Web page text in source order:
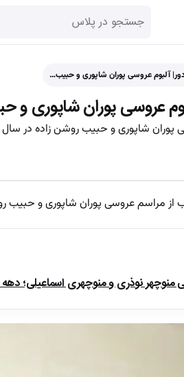
آلبوم عروسی پوران شاپوری و حبیب…
عروسی پوران شاپوری و
زاده در سال ۱۳۵۸، شما را به سفری جذاب و دیدنی در دل تاریخ می‌برد.
شاپوری و حبیب روشن زاده در سال ۱۳۵۸، شما را به سفری جذاب
نوذری و منوچهری اسماعیلی؛ دهه